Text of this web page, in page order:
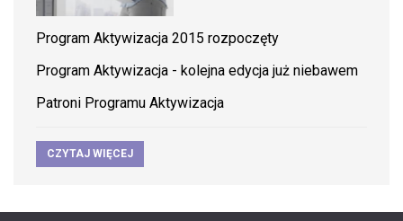
Program Aktywizacja 2015 rozpoczęty
Program Aktywizacja - kolejna edycja już niebawem
Patroni Programu Aktywizacja
CZYTAJ WIĘCEJ